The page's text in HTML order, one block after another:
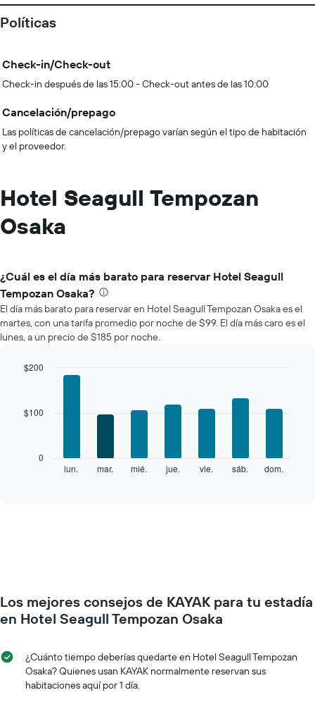
Políticas
Check-in/Check-out
Check-in después de las 15:00 - Check-out antes de las 10:00
Cancelación/prepago
Las políticas de cancelación/prepago varían según el tipo de habitación
y el proveedor.
Hotel Seagull Tempozan
Osaka
¿Cuál es el día más barato para reservar Hotel Seagull
Tempozan Osaka?
El día más barato para reservar en Hotel Seagull Tempozan Osaka es el
martes, con una tarifa promedio por noche de $99. El día más caro es el
lunes, a un precio de $185 por noche.
cada
día
semana
El
gráfico
lun. mar. mié. jue. vie. sáb. dom.
0
$100
$200
Los mejores consejos de KAYAK para tu estadía
en Hotel Seagull Tempozan Osaka
¿Cuánto tiempo deberías quedarte en Hotel Seagull Tempozan
Osaka? Quienes usan KAYAK normalmente reservan sus
habitaciones aquí por 1 día.